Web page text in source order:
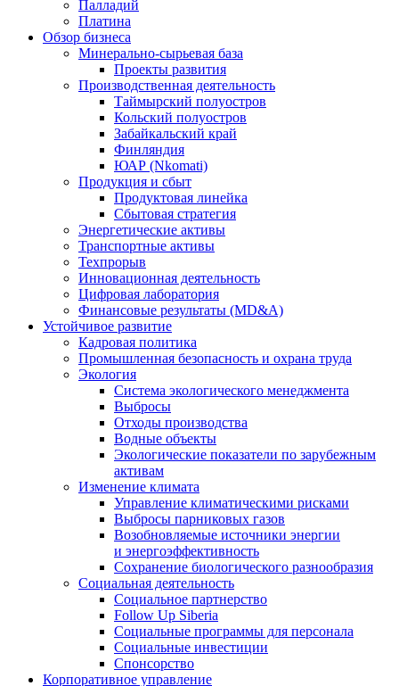
Палладий
Платина
Обзор бизнеса
Минерально-сырьевая база
Проекты развития
Производственная деятельность
Таймырский полуостров
Кольский полуостров
Забайкальский край
Финляндия
ЮАР (Nkomati)
Продукция и сбыт
Продуктовая линейка
Сбытовая стратегия
Энергетические активы
Транспортные активы
Техпрорыв
Инновационная деятельность
Цифровая лаборатория
Финансовые результаты (MD&A)
Устойчивое развитие
Кадровая политика
Промышленная безопасность и охрана труда
Экология
Система экологического менеджмента
Выбросы
Отходы производства
Водные объекты
Экологические показатели по зарубежным
активам
Изменение климата
Управление климатическими рисками
Выбросы парниковых газов
Возобновляемые источники энергии
и энергоэффективность
Сохранение биологического разнообразия
Социальная деятельность
Социальное партнерство
Follow Up Siberia
Социальные программы для персонала
Социальные инвестиции
Спонсорство
Корпоративное управление